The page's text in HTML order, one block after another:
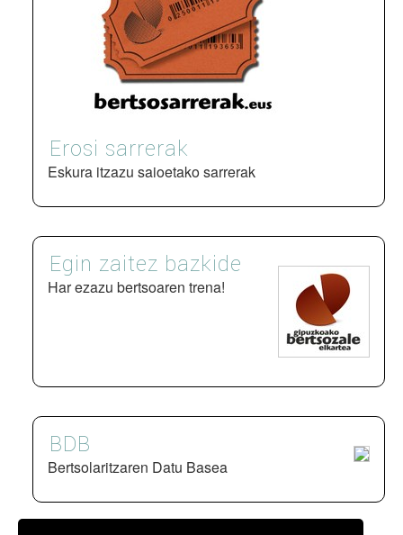
Erosi sarrerak
Eskura itzazu saioetako sarrerak
Egin zaitez bazkide
Har ezazu bertsoaren trena!
BDB
Bertsolaritzaren Datu Basea